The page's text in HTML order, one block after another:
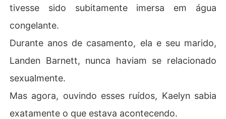
tivesse sido subitamente imersa em água
congelante.
Durante anos de casamento, ela e seu marido,
Landen Barnett, nunca haviam se relacionado
sexualmente.
Mas agora, ouvindo esses ruídos, Kaelyn sabia
exatamente o que estava acontecendo.